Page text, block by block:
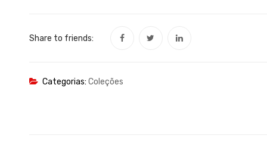
Share to friends:
Categorias: Coleções